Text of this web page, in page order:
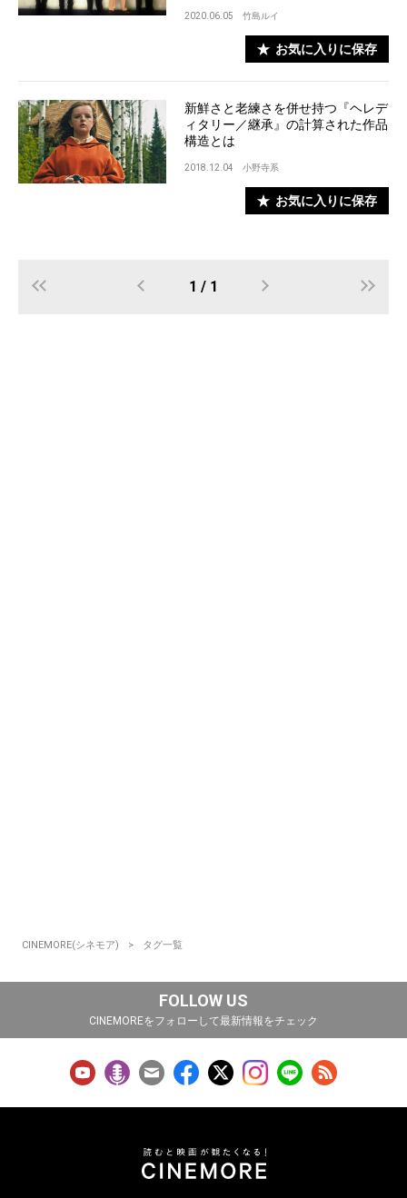
2020.06.05 竹島ルイ
お気に入りに保存
新鮮さと老練さを併せ持つ『ヘレデ
ィタリー／継承』の計算された作品
構造とは
2018.12.04 小野寺系
お気に入りに保存
1 / 1
CINEMORE(シネモア) タグ一覧
FOLLOW US
CINEMOREをフォローして最新情報をチェック